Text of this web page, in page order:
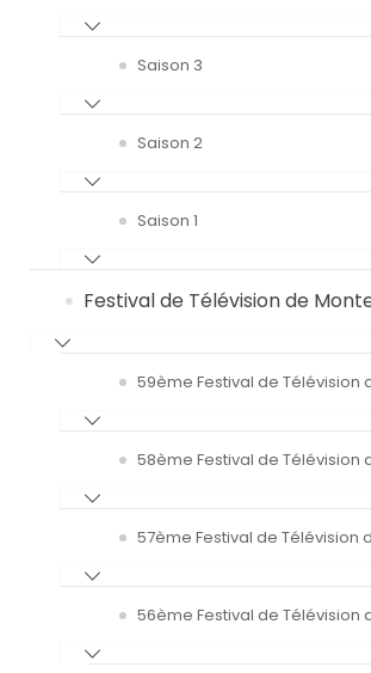
Saison 3
Saison 2
Saison 1
Festival de Télévision de
59ème Festival de Télévision
58ème Festival de Télévision
57ème Festival de Télévision
56ème Festival de Télévision